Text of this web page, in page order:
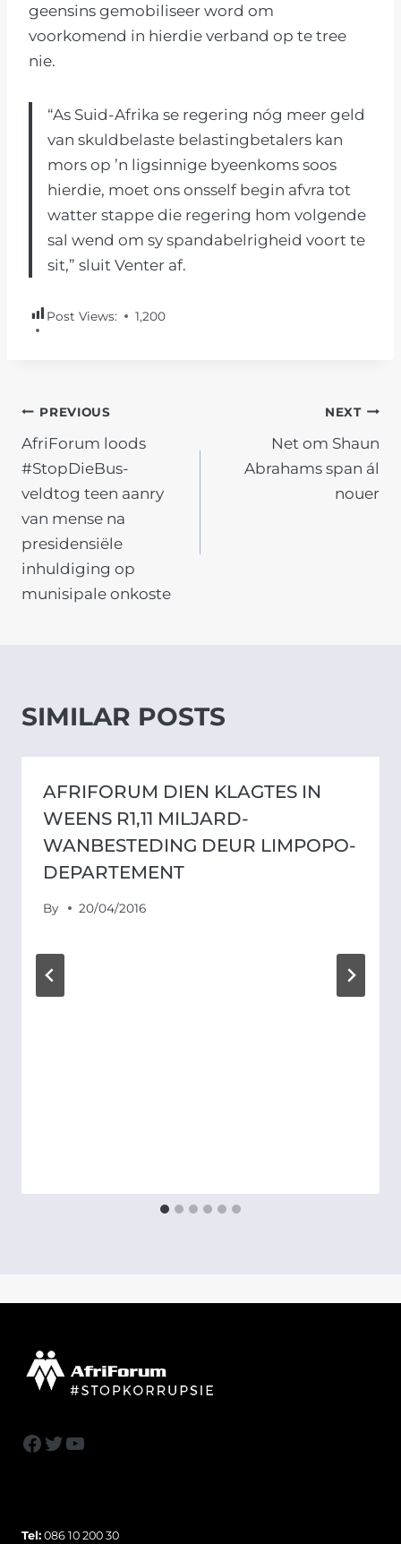
geensins gemobiliseer word om
voorkomend in hierdie verband op te tree
nie.
“As Suid-Afrika se regering nóg meer geld
van skuldbelaste belastingbetalers kan
mors op ’n ligsinnige byeenkoms soos
hierdie, moet ons onsself begin afvra tot
watter stappe die regering hom volgende
sal wend om sy spandabelrigheid voort te
sit,” sluit Venter af.
Post Views: 1,200
POST
NAVIGATION
PREVIOUS
AfriForum loods
#StopDieBus-
veldtog teen aanry
van mense na
presidensiële
inhuldiging op
munisipale onkoste
NEXT
Net om Shaun
Abrahams span ál
nouer
SIMILAR POSTS
AFRIFORUM DIEN KLAGTES IN
WEENS R1,11 MILJARD-
WANBESTEDING DEUR LIMPOPO-
DEPARTEMENT
By 20/04/2016
Facebook
Twitter
YouTube
Tel: 086 10 200 30